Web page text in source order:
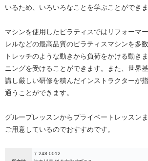
いるため、いろいろなことを学ぶことができま
マシンを使用したピラティスではリフォーマ
レルなどの最高品質のピラティスマシンを多
トレッチのような動きから負荷をかける動き
ニングを受けることができます。また、世界
講し厳しい研修を積んだインストラクターが
通うことができます。
グループレッスンからプライベートレッスン
ご用意しているのでおすすめです。
〒248-0012